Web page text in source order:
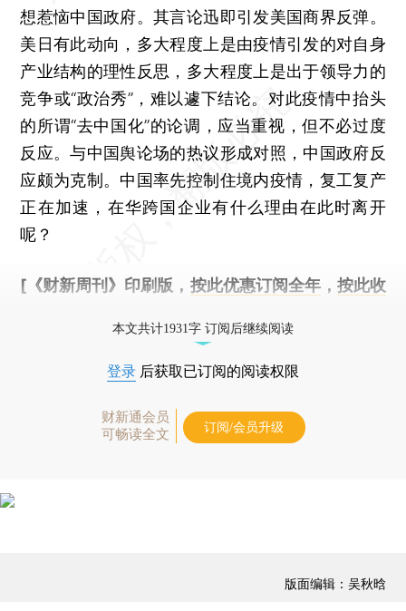
想惹恼中国政府。其言论迅即引发美国商界反弹。
美日有此动向，多大程度上是由疫情引发的对自身
产业结构的理性反思，多大程度上是出于领导力的
竞争或“政治秀”，难以遽下结论。对此疫情中抬头
的所谓“去中国化”的论调，应当重视，但不必过度
反应。与中国舆论场的热议形成对照，中国政府反
应颇为克制。中国率先控制住境内疫情，复工复产
正在加速，在华跨国企业有什么理由在此时离开
呢？
[《财新周刊》印刷版， 按此优惠订阅全年， 按此收
本文共计1931字 订阅后继续阅读
登录 后获取已订阅的阅读权限
财新通会员
可畅读全文
订阅/会员升级
版面编辑：吴秋晗